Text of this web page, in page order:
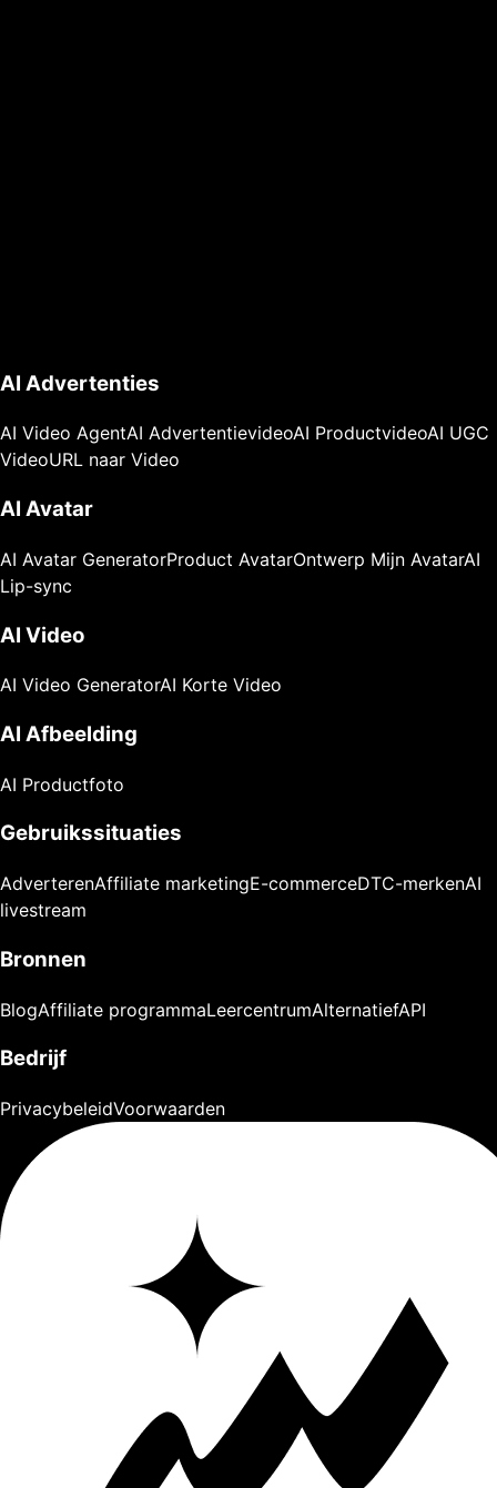
AI Advertenties
AI Video AgentAI AdvertentievideoAI ProductvideoAI UGC
VideoURL naar Video
AI Avatar
AI Avatar GeneratorProduct AvatarOntwerp Mijn AvatarAI
Lip-sync
AI Video
AI Video GeneratorAI Korte Video
AI Afbeelding
AI Productfoto
Gebruikssituaties
AdverterenAffiliate marketingE-commerceDTC-merkenAI
livestream
Bronnen
BlogAffiliate programmaLeercentrumAlternatiefAPI
Bedrijf
PrivacybeleidVoorwaarden